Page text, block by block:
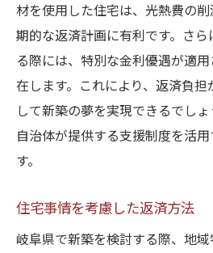
材を使用した住宅は、光熱費の
期的な返済計画に有利です。さ
る際には、特別な金利優遇が適
在します。これにより、返済負
して新築の夢を実現できるでし
自治体が提供する支援制度を活
す。
住宅事情を考慮した返済方法
岐阜県で新築を検討する際、地